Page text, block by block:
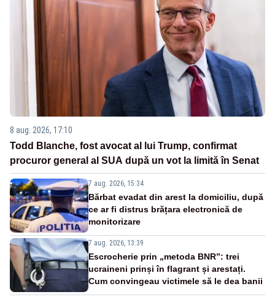
8 aug. 2026, 17:10
Todd Blanche, fost avocat al lui Trump, confirmat
procuror general al SUA după un vot la limită în Senat
7 aug. 2026, 15:34
Bărbat evadat din arest la domiciliu, după
ce ar fi distrus brățara electronică de
monitorizare
7 aug. 2026, 13:39
Escrocherie prin „metoda BNR”: trei
ucraineni prinși în flagrant și arestați.
Cum convingeau victimele să le dea banii